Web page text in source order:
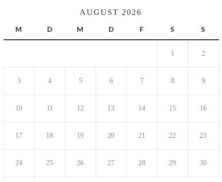
AUGUST 2026
M
D M D F S S
1 2
3 4 5 6 7 8 9
10 11 12 13 14 15 16
17 18 19 20 21 22 23
24 25 26 27 28 29 30